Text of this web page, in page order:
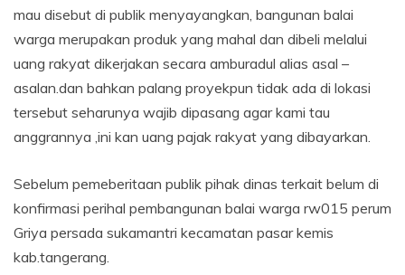
mau disebut di publik menyayangkan, bangunan balai
warga merupakan produk yang mahal dan dibeli melalui
uang rakyat dikerjakan secara amburadul alias asal –
asalan.dan bahkan palang proyekpun tidak ada di lokasi
tersebut seharunya wajib dipasang agar kami tau
anggrannya ,ini kan uang pajak rakyat yang dibayarkan.
Sebelum pemeberitaan publik pihak dinas terkait belum di
konfirmasi perihal pembangunan balai warga rw015 perum
Griya persada sukamantri kecamatan pasar kemis
kab.tangerang.